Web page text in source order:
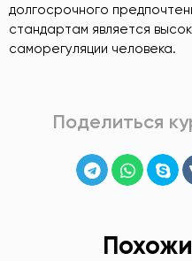
долгосрочного
стандартам является
саморегуляции человека.
Поделиться